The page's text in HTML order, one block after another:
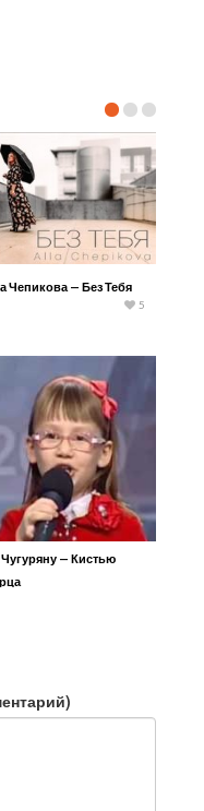
Чепикова — Без Тебя
5
— Кистью